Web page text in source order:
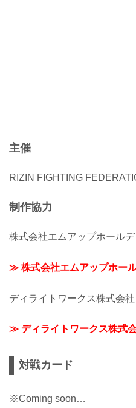
主催
RIZIN FIGHTING
制作協力
株式会社エムアップホール
≫ 株式会社エムアップホー
ディライトワークス株式会社
≫ ディライトワークス株式会
対戦カード
※Coming soon…